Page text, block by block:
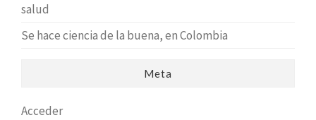
salud
Se hace ciencia de la buena, en Colombia
Meta
Acceder